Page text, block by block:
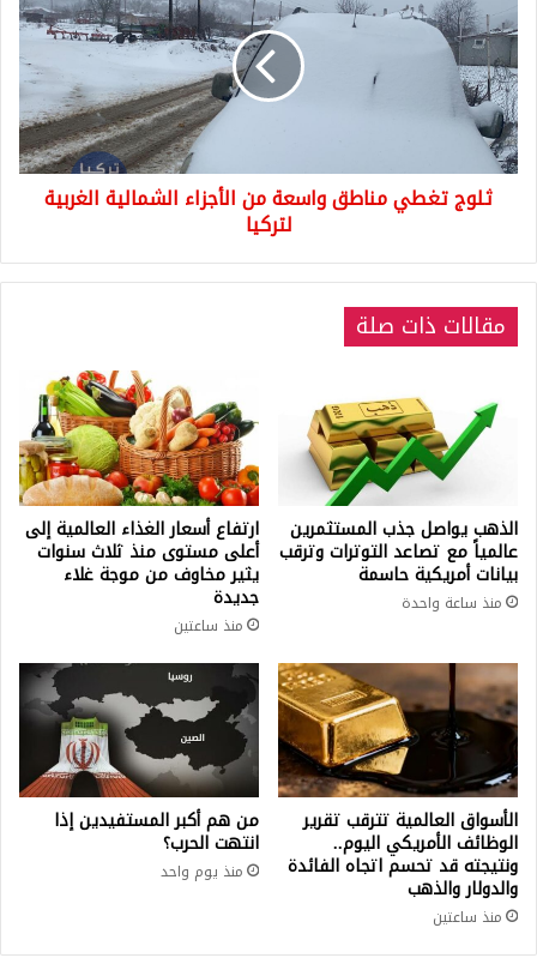
ليرة
تركية
مناطق
واسعة
من
الأجزاء
الشمالية
الغربية
لتركيا
ثلوج تغطي مناطق واسعة من الأجزاء الشمالية الغربية
لتركيا
مقالات ذات صلة
الذهب يواصل جذب المستثمرين
عالمياً مع تصاعد التوترات وترقب
بيانات أمريكية حاسمة
منذ ساعة واحدة
ارتفاع أسعار الغذاء العالمية إلى
أعلى مستوى منذ ثلاث سنوات
يثير مخاوف من موجة غلاء
جديدة
منذ ساعتين
الأسواق العالمية تترقب تقرير
الوظائف الأمريكي اليوم..
ونتيجته قد تحسم اتجاه الفائدة
والدولار والذهب
منذ ساعتين
من هم أكبر المستفيدين إذا
انتهت الحرب؟
منذ يوم واحد